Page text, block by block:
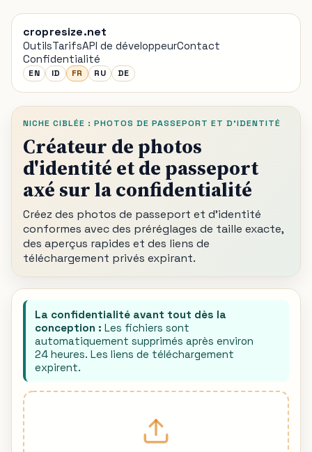
cropresize.net
OutilsTarifsAPI de développeurContact
Confidentialité
EN ID FR RU DE
NICHE CIBLÉE : PHOTOS DE PASSEPORT ET D'IDENTITÉ
Créateur de photos
d'identité et de passeport
axé sur la confidentialité
Créez des photos de passeport et d'identité
conformes avec des préréglages de taille exacte,
des aperçus rapides et des liens de
téléchargement privés expirant.
La confidentialité avant tout dès la
conception : Les fichiers sont
automatiquement supprimés après environ
24 heures. Les liens de téléchargement
expirent.